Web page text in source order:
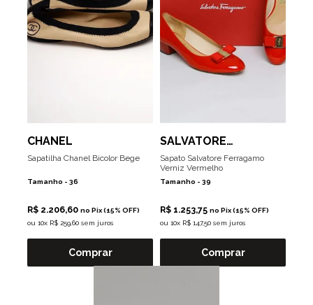
CHANEL
Sapatilha Chanel Bicolor Bege
Tamanho - 36
R$ 2.206,60 no Pix (15% OFF)
ou 10x R$ 259,60 sem juros
Comprar
SALVATORE
FERRAGAMO
Sapato Salvatore Ferragamo
Verniz Vermelho
Tamanho - 39
R$ 1.253,75 no Pix (15% OFF)
ou 10x R$ 147,50 sem juros
Comprar